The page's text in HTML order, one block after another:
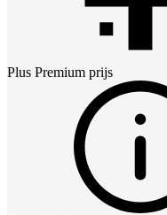
Plus Premium prijs